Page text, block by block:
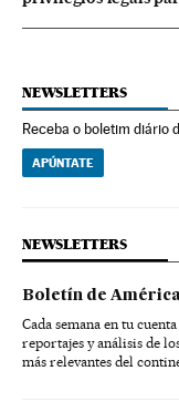
NEWSLETTERS
Receba o boletim diário
APÚNTATE
NEWSLETTERS
Boletín de
Cada semana en tu
reportajes y análisis de
más relevantes del